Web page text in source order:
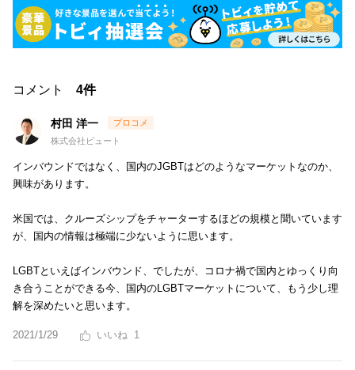
コメント 4件
村田 洋一
株式会社ビュート
インバウンドではなく、国内のJGBTはどのようなマーケットなのか、
興味があります。
米国では、クルーズシップをチャーターするほどの規模と聞いています
が、国内の情報は極端に少ないように思います。
LGBTといえばインバウンド、でしたが、コロナ禍で国内とゆっくり向
き合うことができる今、国内のLGBTマーケットについて、もう少し理
解を深めたいと思います。
2021/1/29 1